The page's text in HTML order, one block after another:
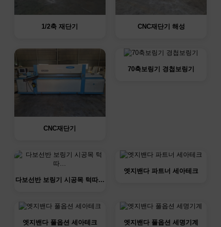
1/2축 재단기 CNC재단기 해성
CNC재단기
70축보링기 경첩보링기
다보선반 보링기 시공목 턱따…
엣지밴다 파트너 세아테크
엣지밴다 풀옵션 세아테크 엣지밴다 풀옵션 세명기계